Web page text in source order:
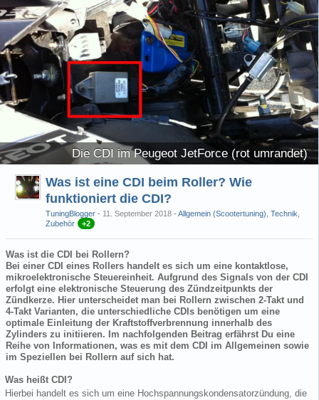
Die CDI im Peugeot JetForce (rot umrandet)
Was ist eine CDI beim Roller? Wie
funktioniert die CDI?
TuningBlogger 11. September 2018 - Allgemein (Scootertuning) Technik
Zubehör
+2
Was ist die CDI bei Rollern?
Bei einer CDI eines Rollers handelt es sich um eine kontaktlose,
mikroelektronische Steuereinheit. Aufgrund des Signals von der CDI
erfolgt eine elektronische Steuerung des Zündzeitpunkts der
Zündkerze. Hier unterscheidet man bei Rollern zwischen 2-Takt und
4-Takt Varianten, die unterschiedliche CDIs benötigen um eine
optimale Einleitung der Kraftstoffverbrennung innerhalb des
Zylinders zu initiieren. Im nachfolgenden Beitrag erfährst Du eine
Reihe von Informationen, was es mit dem CDI im Allgemeinen sowie
im Speziellen bei Rollern auf sich hat. ​
Was heißt CDI?
Hierbei handelt es sich um eine Hochspannungskondensatorzündung, die